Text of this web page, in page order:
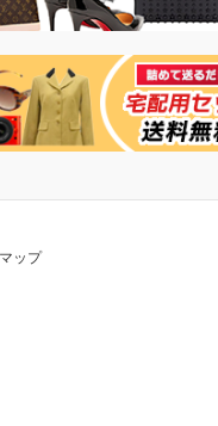
ップ